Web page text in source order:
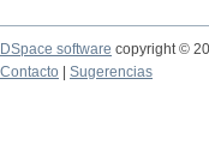
DSpace software copyright ©
Contacto
Sugerencias